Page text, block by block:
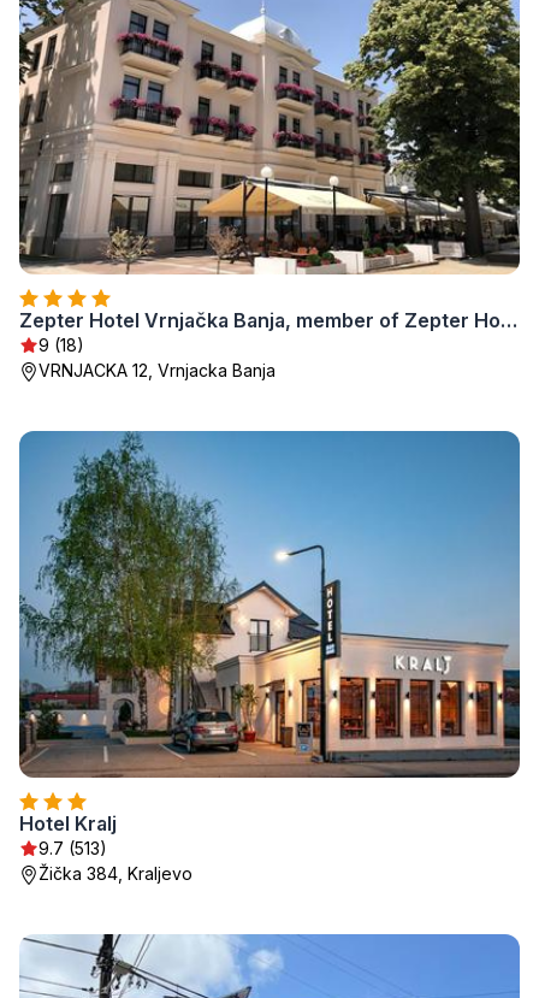
Zepter Hotel Vrnjačka Banja, member of Zepter Hotels
9 (18)
VRNJACKA 12, Vrnjacka Banja
Hotel Kralj
9.7 (513)
Žička 384, Kraljevo